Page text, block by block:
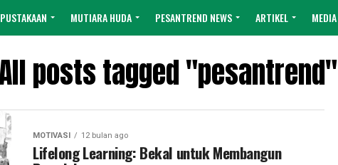
MUTIARA HUDA PESANTREND NEWS ARTIKEL MEDIA
posts tagged "pesantrend"
MOTIVASI 12 bulan ago
Lifelong Learning: Bekal untuk Membangun